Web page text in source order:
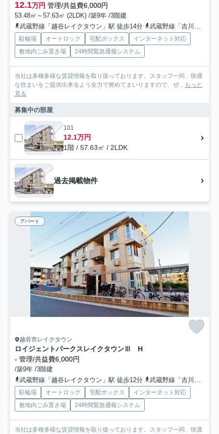
12.1万円 管理/共益費6,000円
53.48㎡～57.63㎡ (2LDK) /築9年 /3階建
武蔵野線「越谷レイクタウン」駅 徒歩14分
武蔵野線「吉川」駅 徒歩37分
駐輪場 オートロック 宅配ボックス
インターネット対応
敷地内ごみ置き場
24時間緊急通報システム
当社は多種多様な賃貸情報を取り扱っております。スタッフ一同、快適
な住まいをご提供出来るよう全力で努めてまいりますので、ぜ... もっと
見る
募集中の部屋
101
12.1万円
1階 / 57.63㎡ / 2LDK
過去掲載物件
アパート
越谷市レイクタウン
ロイジェントパークスレイクタウンⅢ H
- 管理/共益費6,000円
/築9年 /3階建
武蔵野線「越谷レイクタウン」駅 徒歩12分
武蔵野線「吉川」駅 徒歩29分
駐輪場 オートロック 宅配ボックス
インターネット対応
敷地内ごみ置き場
24時間緊急通報システム
当社は多種多様な賃貸情報を取り扱っております。スタッフ一同、快適